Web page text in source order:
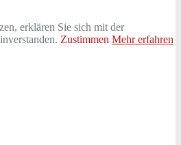
erklären Sie sich mit der
Zustimmen Mehr erfahren